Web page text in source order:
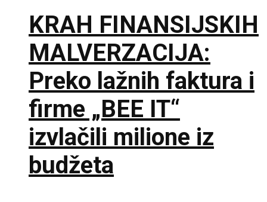
KRAH FINANSIJSKIH
MALVERZACIJA:
Preko lažnih faktura i
firme „BEE IT“
izvlačili milione iz
budžeta